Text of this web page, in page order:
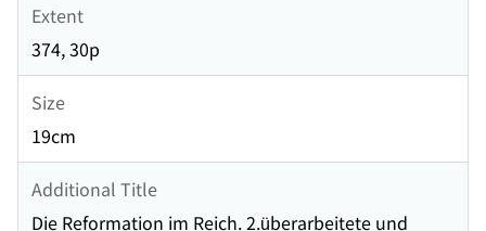
Extent
374, 30p
Size
19cm
Additional Title
Die Reformation im Reich. 2.überarbeitete und